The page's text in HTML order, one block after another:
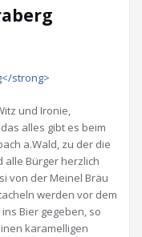
und Ironie,
alles gibt es beim
a.Wald, zu der die
alle Bürger herzlich
von der Meinel Bräu
werden vor dem
Bier gegeben, so
karamelligen